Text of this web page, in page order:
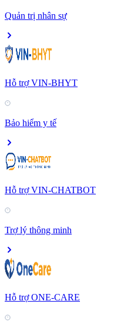
Quản trị nhân sự
Hỗ trợ VIN-BHYT
Bảo hiểm y tế
Hỗ trợ VIN-CHATBOT
Trợ lý thông minh
Hỗ trợ ONE-CARE